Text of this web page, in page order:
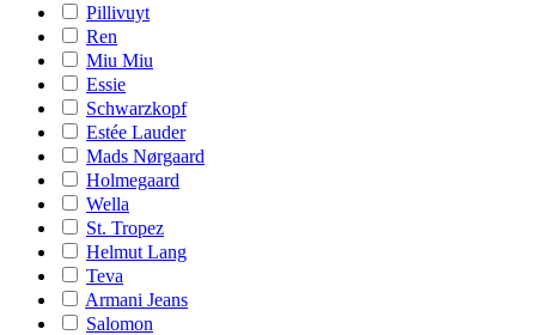
Pillivuyt
Ren
Miu Miu
Essie
Schwarzkopf
Estée Lauder
Mads Nørgaard
Holmegaard
Wella
St. Tropez
Helmut Lang
Teva
Armani Jeans
Salomon